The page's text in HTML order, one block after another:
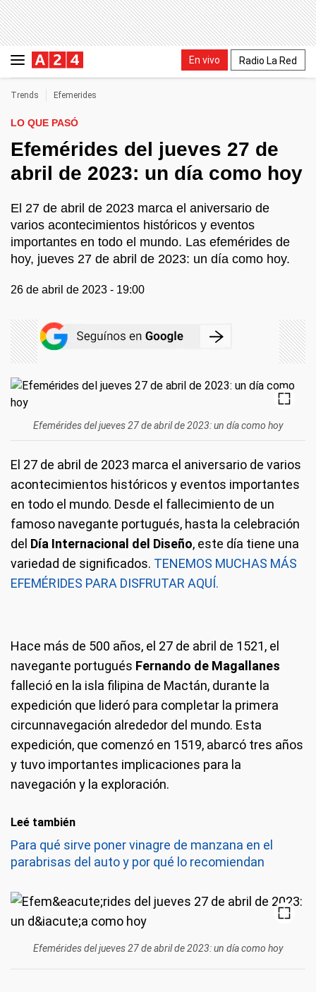
En vivo Radio La Red
Trends Efemerides
LO QUE PASÓ
Efemérides del jueves 27 de
abril de 2023: un día como hoy
El 27 de abril de 2023 marca el aniversario de
varios acontecimientos históricos y eventos
importantes en todo el mundo. Las efemérides de
hoy, jueves 27 de abril de 2023: un día como hoy.
26 de abril de 2023 - 19:00
Efemérides del jueves 27 de abril de 2023: un día como hoy
El 27 de abril de 2023 marca el aniversario de varios
acontecimientos históricos y eventos importantes
en todo el mundo. Desde el fallecimiento de un
famoso navegante portugués, hasta la celebración
del Día Internacional del Diseño, este día tiene una
variedad de significados. TENEMOS MUCHAS MÁS
EFEMÉRIDES PARA DISFRUTAR AQUÍ.
Hace más de 500 años, el 27 de abril de 1521, el
navegante portugués Fernando de Magallanes
falleció en la isla filipina de Mactán, durante la
expedición que lideró para completar la primera
circunnavegación alrededor del mundo. Esta
expedición, que comenzó en 1519, abarcó tres años
y tuvo importantes implicaciones para la
navegación y la exploración.
Leé también
Para qué sirve poner vinagre de manzana en el
parabrisas del auto y por qué lo recomiendan
Efemérides del jueves 27 de abril de 2023: un día como hoy